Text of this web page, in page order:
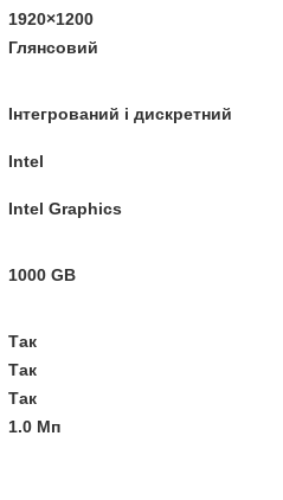
1920×1200
Глянсовий
Інтегрований і дискретний
Intel
Intel Graphics
1000 GB
Так
Так
Так
1.0 Мп